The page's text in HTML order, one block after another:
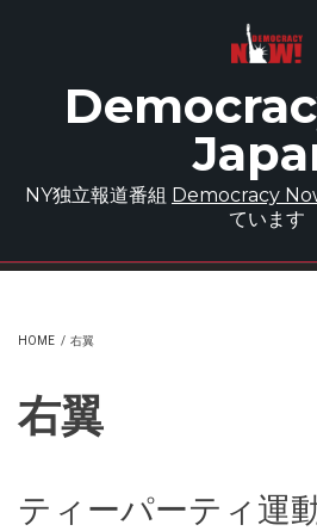
NY独立報道番組 Democracy
ています
HOME / 右翼
右翼
ティーパーティ運